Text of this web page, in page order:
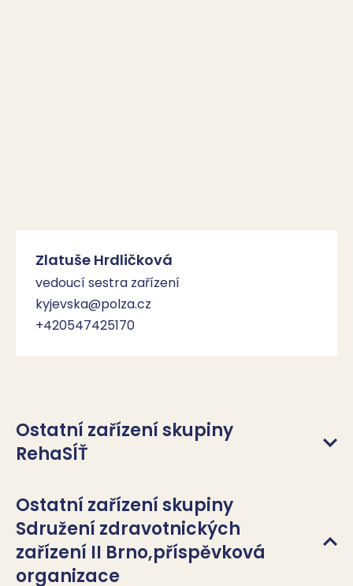
Zlatuše Hrdličková
vedoucí sestra zařízení
kyjevska@polza.cz
+420547425170
Ostatní zařízení skupiny
RehaSÍŤ
RehaSÍŤ dětské onkologie je iniciativa
odborníků, rodičů a partnerů, kteří spojili síly,
aby zlepšili rehabilitační péči pro děti s
Ostatní zařízení skupiny
Sdružení zdravotnických
zařízení II Brno,příspěvková
organizace